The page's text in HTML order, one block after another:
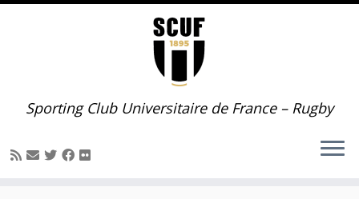
Passer
Sporting Club Universitaire de France – Rugby